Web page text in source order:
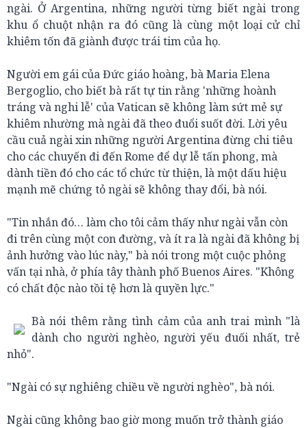
ngài. Ở Argentina, những người từng biết ngài trong
khu ổ chuột nhận ra đó cũng là cùng một loại cử chỉ
khiêm tốn đã giành được trái tim của họ.
Người em gái của Đức giáo hoàng, bà Maria Elena
Bergoglio, cho biết bà rất tự tin rằng 'những hoành
tráng và nghi lễ' của Vatican sẽ không làm sứt mẻ sự
khiêm nhường mà ngài đã theo đuổi suốt đời. Lời yêu
cầu cuả ngài xin những người Argentina đừng chi tiêu
cho các chuyến đi đến Rome để dự lễ tấn phong, mà
dành tiền đó cho các tổ chức từ thiện, là một dấu hiệu
mạnh mẽ chứng tỏ ngài sẽ không thay đổi, bà nói.
"Tin nhắn đó… làm cho tôi cảm thấy như ngài vẫn còn
đi trên cùng một con đường, và ít ra là ngài đã không bị
ảnh hưởng vào lúc này," bà nói trong một cuộc phỏng
vấn tại nhà, ở phía tây thành phố Buenos Aires. "Không
có chất độc nào tồi tệ hơn là quyền lực."
Bà nói thêm rằng tình cảm của anh trai mình "là
dành cho người nghèo, người yếu đuối nhất, trẻ
nhỏ".
"Ngài có sự nghiêng chiều về người nghèo", bà nói.
Ngài cũng không bao giờ mong muốn trở thành giáo